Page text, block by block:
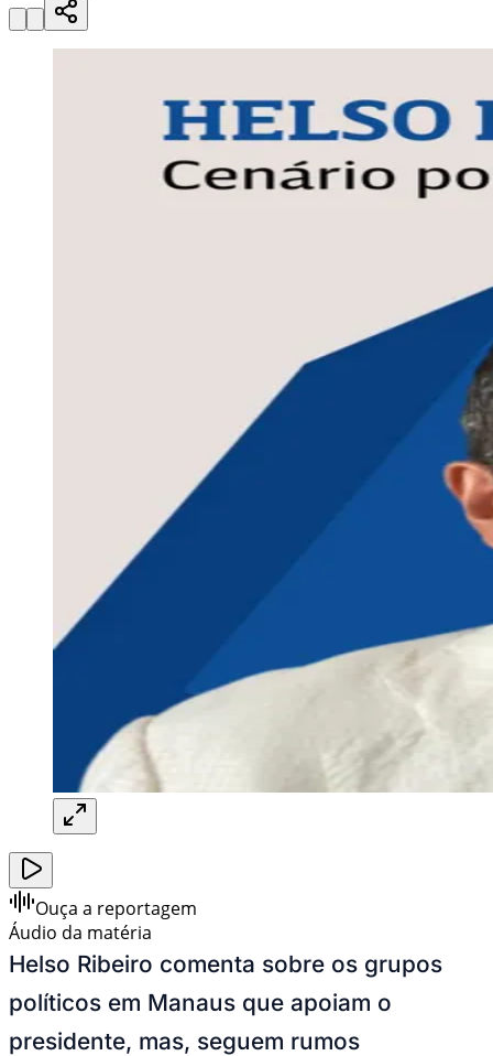
Ouça a reportagem
Áudio da matéria
Helso Ribeiro comenta sobre os grupos
políticos em Manaus que apoiam o
presidente, mas, seguem rumos